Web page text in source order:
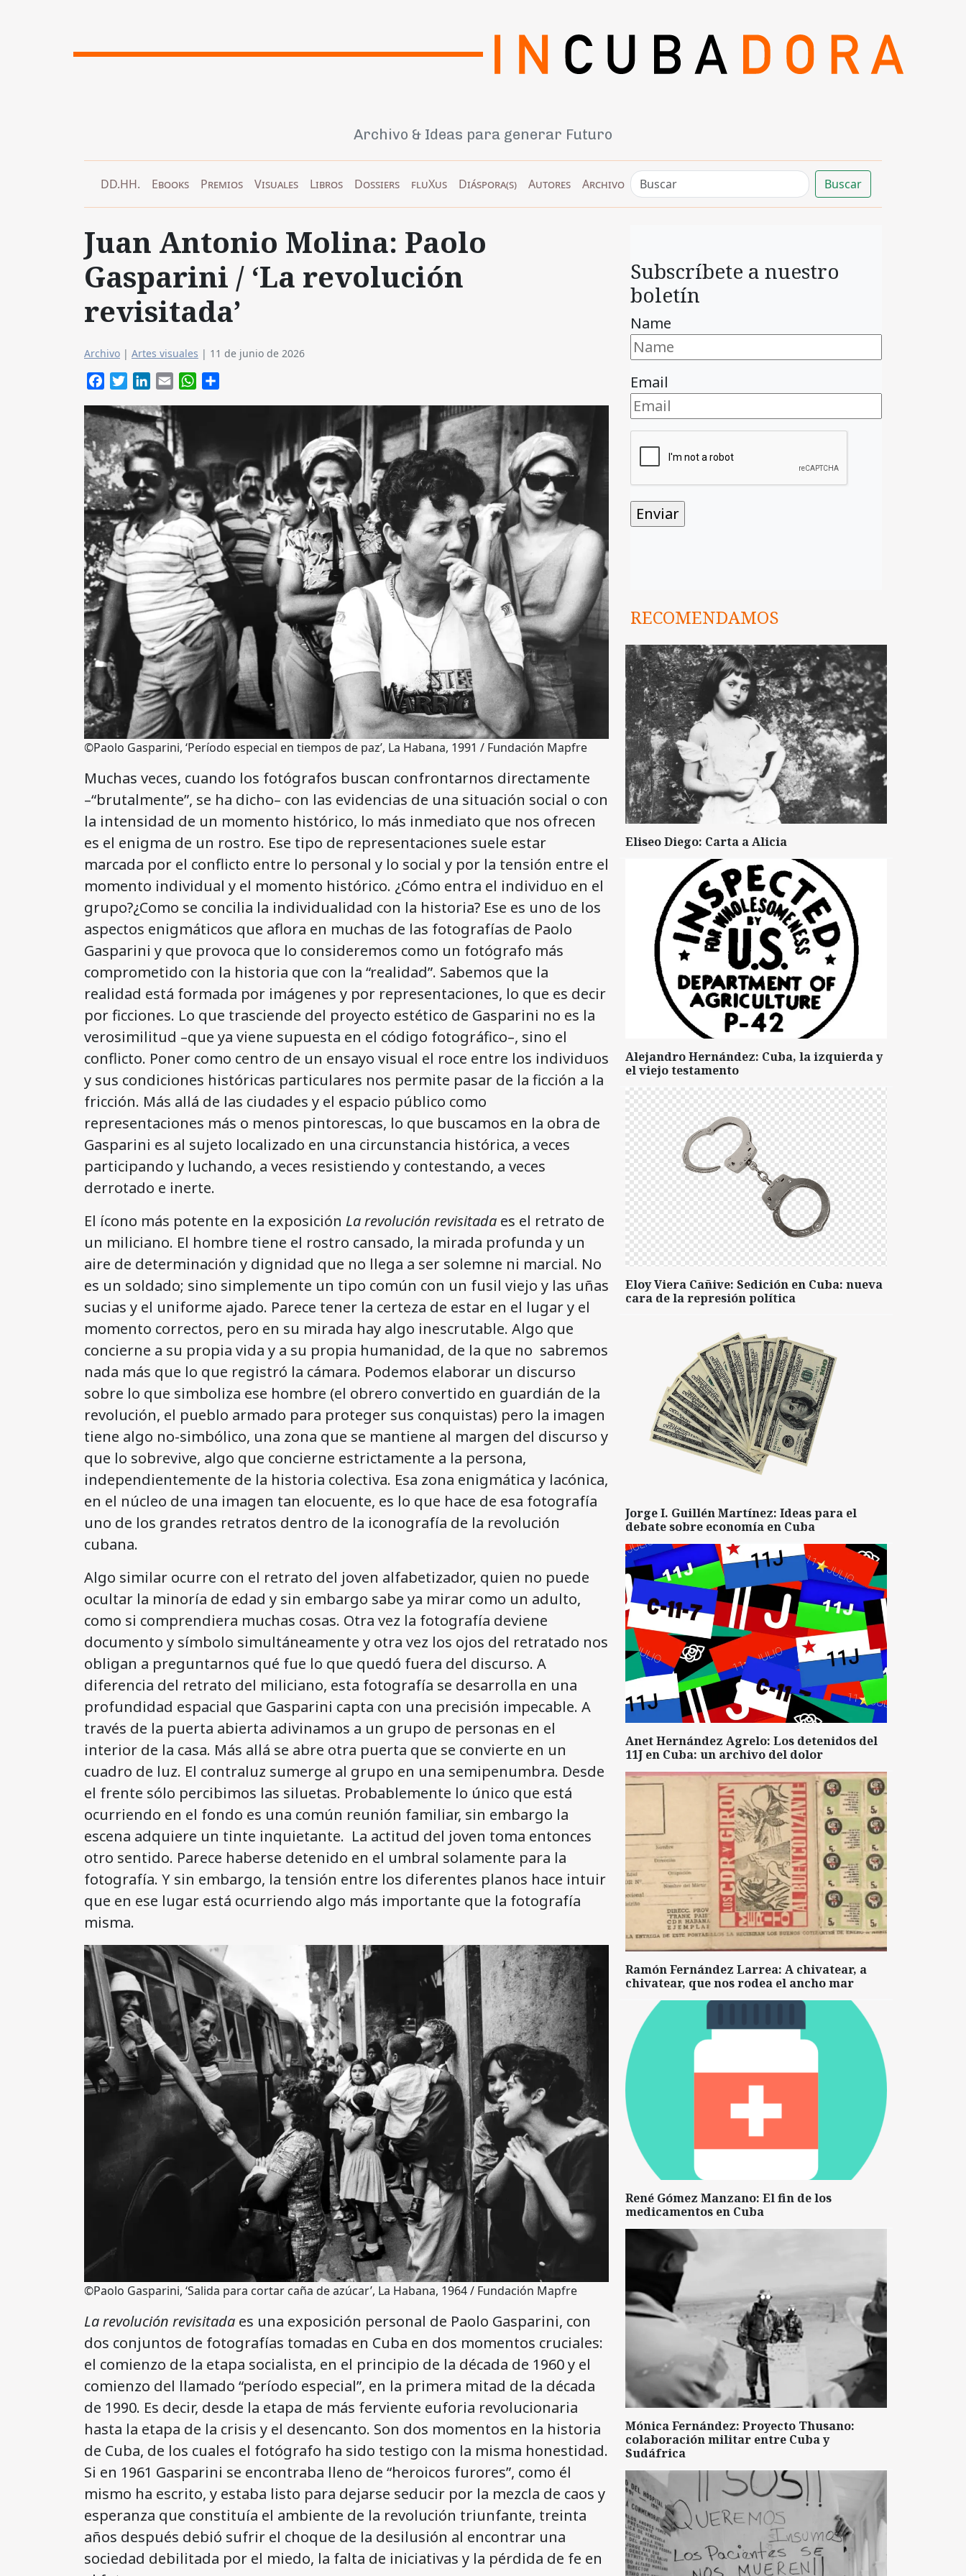
Archivo & Ideas para generar Futuro
DD.HH. Ebooks Premios Visuales Libros Dossiers fluXus Diáspora(s) Autores Archivo Buscar
Juan Antonio Molina: Paolo
Gasparini / ‘La revolución
revisitada’
Archivo | Artes visuales | 11 de junio de 2026
FacebookTwitterLinkedIn
Email WhatsApp
©Paolo Gasparini, ‘Período especial en tiempos de paz’, La Habana, 1991 / Fundación Mapfre
Muchas veces, cuando los fotógrafos buscan confrontarnos directamente
–“brutalmente”, se ha dicho– con las evidencias de una situación social o con
la intensidad de un momento histórico, lo más inmediato que nos ofrecen
es el enigma de un rostro. Ese tipo de representaciones suele estar
marcada por el conflicto entre lo personal y lo social y por la tensión entre el
momento individual y el momento histórico. ¿Cómo entra el individuo en el
grupo?¿Como se concilia la individualidad con la historia? Ese es uno de los
aspectos enigmáticos que aflora en muchas de las fotografías de Paolo
Gasparini y que provoca que lo consideremos como un fotógrafo más
comprometido con la historia que con la “realidad”. Sabemos que la
realidad está formada por imágenes y por representaciones, lo que es decir
por ficciones. Lo que trasciende del proyecto estético de Gasparini no es la
verosimilitud –que ya viene supuesta en el código fotográfico–, sino el
conflicto. Poner como centro de un ensayo visual el roce entre los individuos
y sus condiciones históricas particulares nos permite pasar de la ficción a la
fricción. Más allá de las ciudades y el espacio público como
representaciones más o menos pintorescas, lo que buscamos en la obra de
Gasparini es al sujeto localizado en una circunstancia histórica, a veces
participando y luchando, a veces resistiendo y contestando, a veces
derrotado e inerte.
El ícono más potente en la exposición La revolución revisitada es el retrato de
un miliciano. El hombre tiene el rostro cansado, la mirada profunda y un
aire de determinación y dignidad que no llega a ser solemne ni marcial. No
es un soldado; sino simplemente un tipo común con un fusil viejo y las uñas
sucias y el uniforme ajado. Parece tener la certeza de estar en el lugar y el
momento correctos, pero en su mirada hay algo inescrutable. Algo que
concierne a su propia vida y a su propia humanidad, de la que no sabremos
nada más que lo que registró la cámara. Podemos elaborar un discurso
sobre lo que simboliza ese hombre (el obrero convertido en guardián de la
revolución, el pueblo armado para proteger sus conquistas) pero la imagen
tiene algo no-simbólico, una zona que se mantiene al margen del discurso y
que lo sobrevive, algo que concierne estrictamente a la persona,
independientemente de la historia colectiva. Esa zona enigmática y lacónica,
en el núcleo de una imagen tan elocuente, es lo que hace de esa fotografía
uno de los grandes retratos dentro de la iconografía de la revolución
cubana.
Algo similar ocurre con el retrato del joven alfabetizador, quien no puede
ocultar la minoría de edad y sin embargo sabe ya mirar como un adulto,
como si comprendiera muchas cosas. Otra vez la fotografía deviene
documento y símbolo simultáneamente y otra vez los ojos del retratado nos
obligan a preguntarnos qué fue lo que quedó fuera del discurso. A
diferencia del retrato del miliciano, esta fotografía se desarrolla en una
profundidad espacial que Gasparini capta con una precisión impecable. A
través de la puerta abierta adivinamos a un grupo de personas en el
interior de la casa. Más allá se abre otra puerta que se convierte en un
cuadro de luz. El contraluz sumerge al grupo en una semipenumbra. Desde
el frente sólo percibimos las siluetas. Probablemente lo único que está
ocurriendo en el fondo es una común reunión familiar, sin embargo la
escena adquiere un tinte inquietante. La actitud del joven toma entonces
otro sentido. Parece haberse detenido en el umbral solamente para la
fotografía. Y sin embargo, la tensión entre los diferentes planos hace intuir
que en ese lugar está ocurriendo algo más importante que la fotografía
misma.
©Paolo Gasparini, ‘Salida para cortar caña de azúcar’, La Habana, 1964 / Fundación Mapfre
La revolución revisitada es una exposición personal de Paolo Gasparini, con
dos conjuntos de fotografías tomadas en Cuba en dos momentos cruciales:
el comienzo de la etapa socialista, en el principio de la década de 1960 y el
comienzo del llamado “período especial”, en la primera mitad de la década
de 1990. Es decir, desde la etapa de más ferviente euforia revolucionaria
hasta la etapa de la crisis y el desencanto. Son dos momentos en la historia
de Cuba, de los cuales el fotógrafo ha sido testigo con la misma honestidad.
Si en 1961 Gasparini se encontraba lleno de “heroicos furores”, como él
mismo ha escrito, y estaba listo para dejarse seducir por la mezcla de caos y
esperanza que constituía el ambiente de la revolución triunfante, treinta
años después debió sufrir el choque de la desilusión al encontrar una
sociedad debilitada por el miedo, la falta de iniciativas y la pérdida de fe en
Subscríbete a nuestro
boletín
Name
Email
RECOMENDAMOS
Eliseo Diego: Carta a Alicia
Alejandro Hernández: Cuba, la izquierda y
el viejo testamento
Eloy Viera Cañive: Sedición en Cuba: nueva
cara de la represión política
Jorge I. Guillén Martínez: Ideas para el
debate sobre economía en Cuba
Anet Hernández Agrelo: Los detenidos del
11J en Cuba: un archivo del dolor
Ramón Fernández Larrea: A chivatear, a
chivatear, que nos rodea el ancho mar
René Gómez Manzano: El fin de los
medicamentos en Cuba
Mónica Fernández: Proyecto Thusano:
colaboración militar entre Cuba y
Sudáfrica